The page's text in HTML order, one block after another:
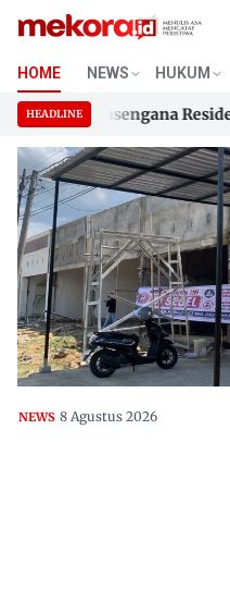
Skip
content
HOME NEWS HUKUM
HEADLINE
Samusengana
Samusengana
NEWS 8 Agustus 2026